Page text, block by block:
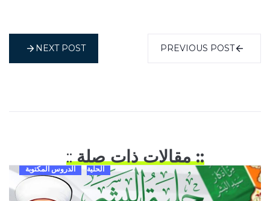
PREVIOUS POST
NEXT POST
:: مقالات ذات صلة::
الحلية الدروس المكتوبة